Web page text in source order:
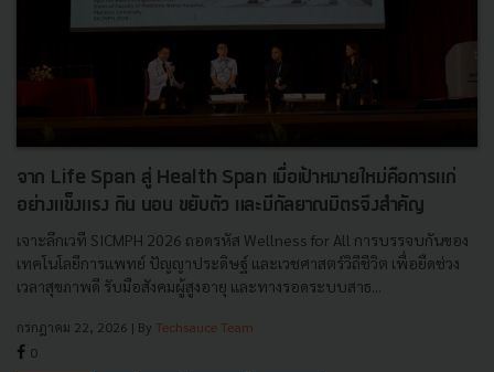
จาก Life Span สู่ Health Span เมื่อเป้าหมายใหม่คือการแก่
อย่างแข็งแรง กิน นอน ขยับตัว และมีกัลยาณมิตรจึงสำคัญ
เจาะลึกเวที SICMPH 2026 ถอดรหัส Wellness for All การบรรจบกันของ
เทคโนโลยีการแพทย์ ปัญญาประดิษฐ์ และเวชศาสตร์วิถีชีวิต เพื่อยืดช่วง
เวลาสุขภาพดี รับมือสังคมผู้สูงอายุ และทางรอดระบบสาธ...
กรกฎาคม 22, 2026 | By Techsauce Team
0